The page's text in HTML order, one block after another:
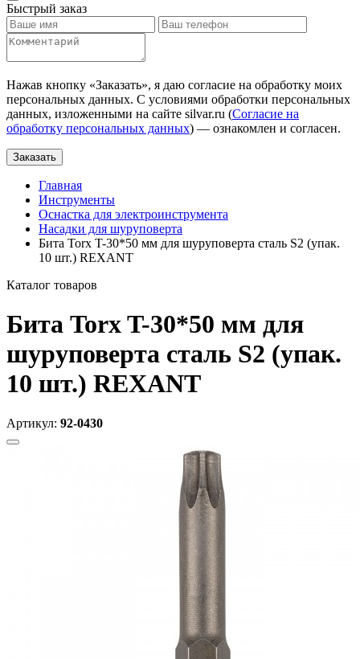
Быстрый заказ
Нажав кнопку «Заказать», я даю согласие на обработку моих
персональных данных. С условиями обработки персональных
данных, изложенными на сайте silvar.ru (Согласие на
обработку персональных данных) — ознакомлен и согласен.
Заказать
Главная
Инструменты
Оснастка для электроинструмента
Насадки для шуруповерта
Бита Torx T-30*50 мм для шуруповерта сталь S2 (упак.
10 шт.) REXANT
Каталог товаров
Бита Torx T-30*50 мм для
шуруповерта сталь S2 (упак.
10 шт.) REXANT
Артикул: 92-0430